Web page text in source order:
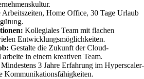
Arbeitszeiten, Home Office, 30 Tage Urlaub
Kollegiales Team mit flachen
Entwicklungsmöglichkeiten.
Gestalte die Zukunft der Cloud-
in einem kreativen Team.
Mindestens 3 Jahre Erfahrung im Hyperscaler-
Kommunikationsfähigkeiten.